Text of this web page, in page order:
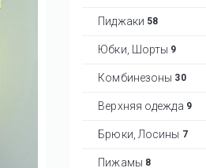
Пиджаки 58
Юбки, Шорты 9
Комбинезоны 30
Верхняя одежда 9
Брюки, Лосины 7
Пижамы 8